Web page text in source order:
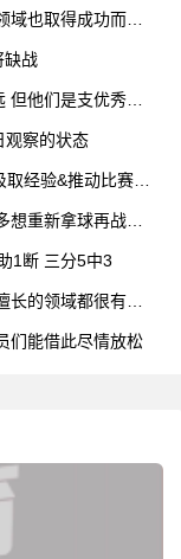
也取得成功而自
缺战
他们是支优秀球
观察的状态
经验&推动比赛发
重新拿球再战一
1断 三分5中3
的领域都很有效
们能借此尽情放松